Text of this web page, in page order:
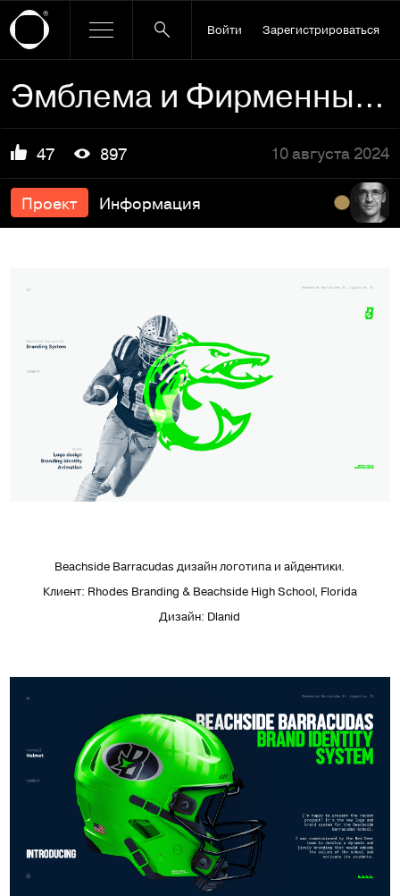
Войти Зарегистрироваться
Эмблема и Фирменный стиль для Beachside High School
47 897 10 августа 2024
Проект Информация
Beachside Barracudas дизайн логотипа и айдентики.
Клиент: Rhodes Branding & Beachside High School, Florida
Дизайн: Dlanid